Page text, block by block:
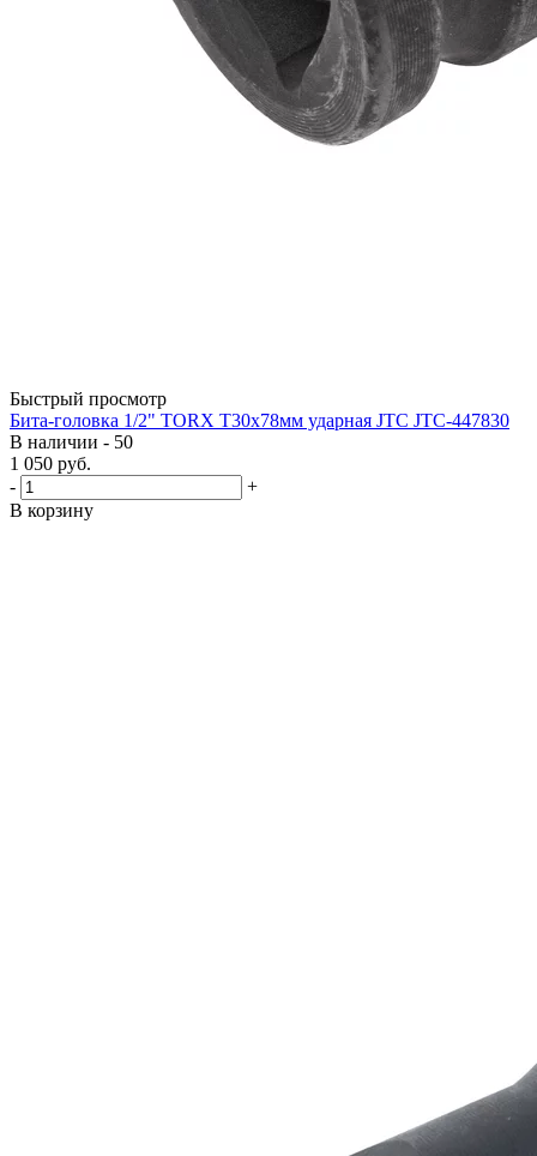
Быстрый просмотр
Бита-головка 1/2" TORX T30х78мм ударная JTC JTC-447830
В наличии - 50
1 050 руб.
-
+
В корзину